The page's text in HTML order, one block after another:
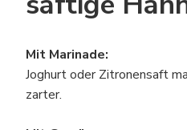
Mit Marinade:
Joghurt oder Zitronensaft
zarter.